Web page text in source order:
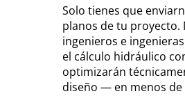
Solo tienes que
planos de tu proyecto.
ingenieros e
el cálculo hidráulico
optimizarán
diseño — en menos de